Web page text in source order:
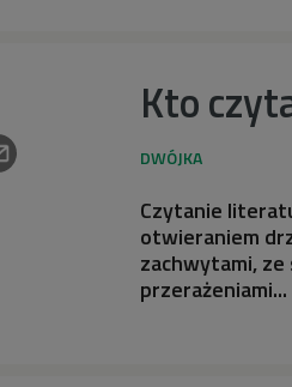
Kto
Czytanie
otwieraniem
zachwytami,
przerażeniami...